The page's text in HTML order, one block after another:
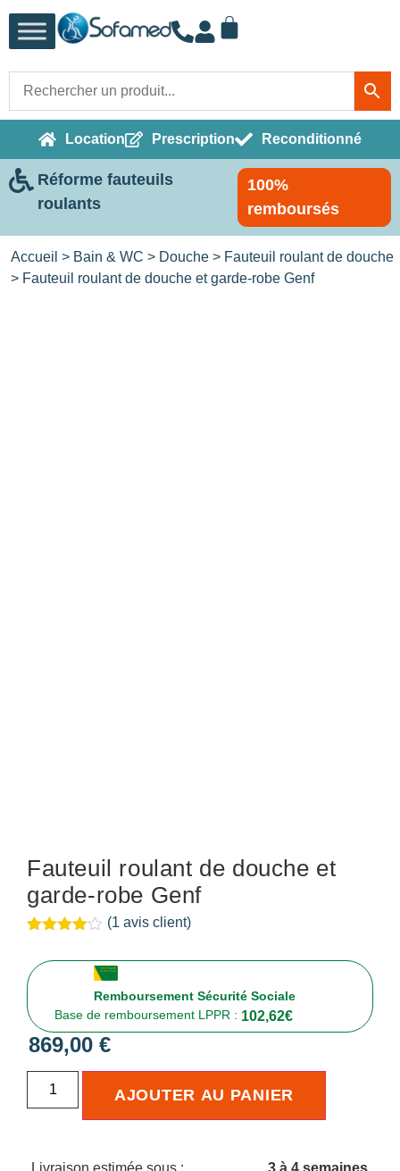
Location Prescription Reconditionné
Réforme fauteuils
roulants
100%
remboursés
Accueil > Bain & WC > Douche > Fauteuil roulant de douche
> Fauteuil roulant de douche et garde-robe Genf
Fauteuil roulant de douche et
garde-robe Genf
sur 5
basé
sur
client
(1 avis client)
Remboursement Sécurité Sociale
Base de remboursement LPPR : 102,62€
869,00 €
AJOUTER AU PANIER
Livraison estimée sous :
3 à 4 semaines